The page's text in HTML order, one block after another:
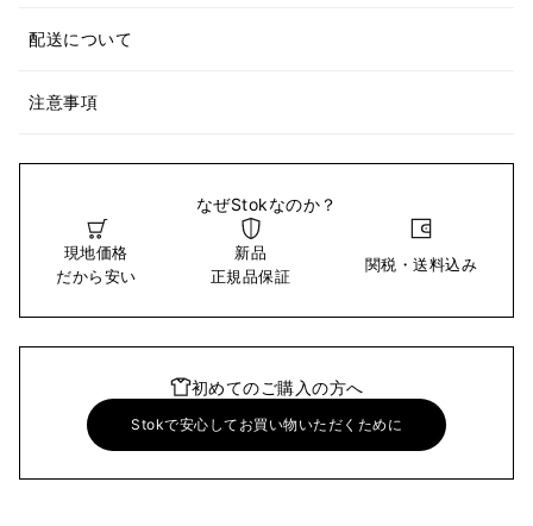
配送について
注意事項
なぜStokなのか？
現地価格
だから安い
新品
正規品保証
関税・送料込み
初めてのご購入の方へ
Stokで安心してお買い物いただくために